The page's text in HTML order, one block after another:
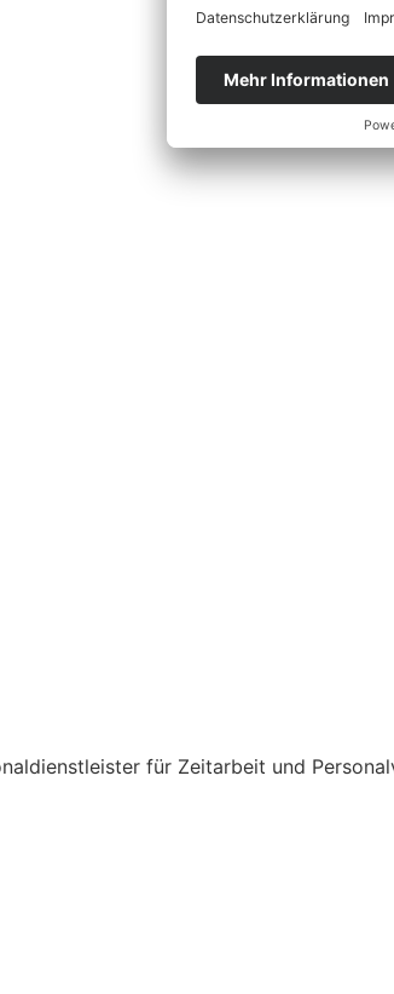
für Zeitarbeit und